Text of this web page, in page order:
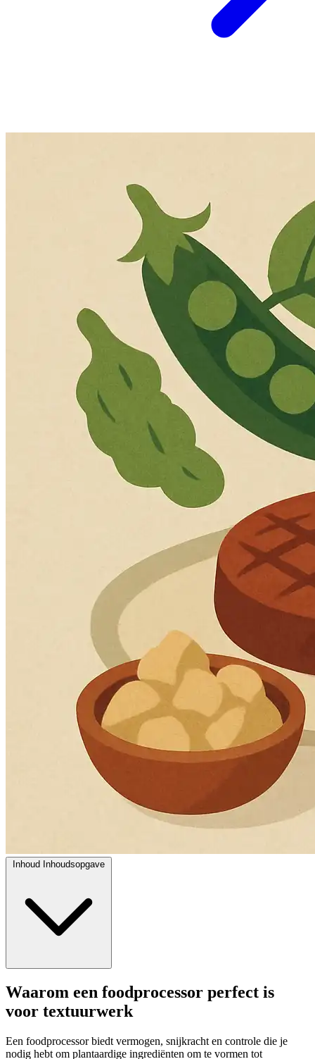
Inhoud Inhoudsopgave
Waarom een foodprocessor perfect is
voor textuurwerk
Een foodprocessor biedt vermogen, snijkracht en controle die je
nodig hebt om plantaardige ingrediënten om te vormen tot